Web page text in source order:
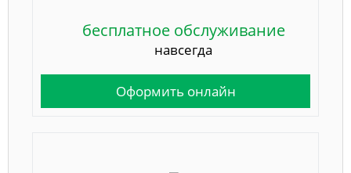
бесплатное обслуживание
навсегда
Оформить онлайн